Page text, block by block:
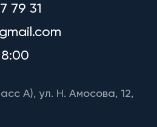
79 31
A), ул. Н. Амосова, 12,